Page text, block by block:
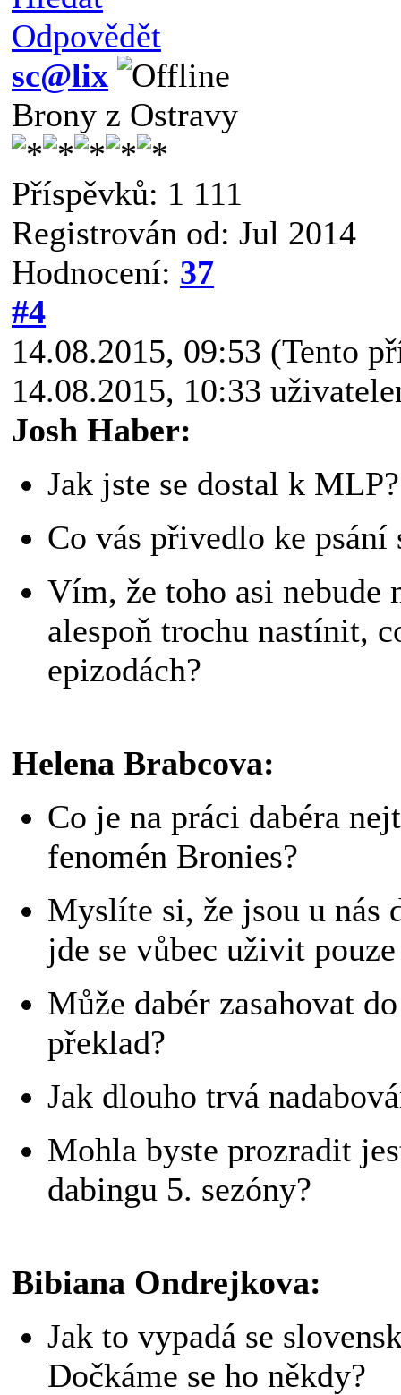
Odpovědět
sc@lix
Brony z Ostravy
Příspěvků: 1 111
Registrován od: Jul 2014
Hodnocení: 37
#4
14.08.2015, 09:53 (Tento
14.08.2015, 10:33
Josh Haber:
Jak jste se dostal k MLP?
Co vás přivedlo ke psání
Vím, že toho asi nebude
alespoň trochu nastínit,
epizodách?
Helena Brabcova:
Co je na práci dabéra
fenomén Bronies?
Myslíte si, že jsou u nás
jde se vůbec uživit
Může dabér zasahovat
překlad?
Jak dlouho trvá
Mohla byste prozradit
dabingu 5. sezóny?
Bibiana Ondrejkova:
Jak to vypadá se
Dočkáme se ho někdy?